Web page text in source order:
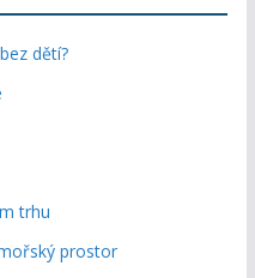
dětí?
trhu
prostor